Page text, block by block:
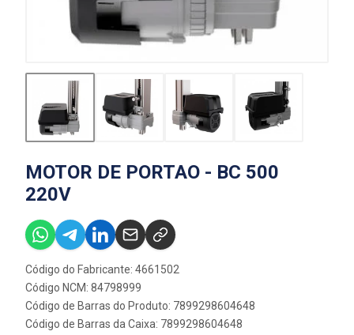
MOTOR DE PORTAO - BC 500
220V
Código do Fabricante: 4661502
Código NCM: 84798999
Código de Barras do Produto: 7899298604648
Código de Barras da Caixa: 7899298604648